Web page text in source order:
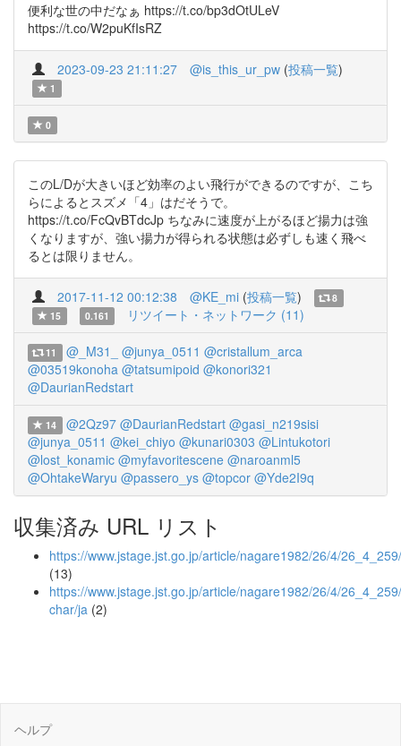
便利な世の中だなぁ https://t.co/bp3dOtULeV
https://t.co/W2puKfIsRZ
2023-09-23 21:11:27 @is_this_ur_pw (投稿一覧)
1
0
このL/Dが大きいほど効率のよい飛行ができるのですが、こち
らによるとスズメ「4」はだそうで。
https://t.co/FcQvBTdcJp ちなみに速度が上がるほど揚力は強
くなりますが、強い揚力が得られる状態は必ずしも速く飛べ
るとは限りません。
2017-11-12 00:12:38 @KE_mi (投稿一覧)
8
15
0.161 リツイート・ネットワーク (11)
11 @_M31_ @junya_0511 @cristallum_arca
@03519konoha @tatsumipoid @konori321
@DaurianRedstart
14 @2Qz97 @DaurianRedstart @gasi_n219sisi
@junya_0511 @kei_chiyo @kunari0303 @Lintukotori
@lost_konamic @myfavoritescene @naroanml5
@OhtakeWaryu @passero_ys @topcor @Yde2I9q
収集済み URL リスト
https://www.jstage.jst.go.jp/article/nagare1982/26/4/
(13)
https://www.jstage.jst.go.jp/article/nagare1982/26/4/
char/ja (2)
ヘルプ